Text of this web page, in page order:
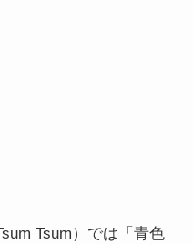
Tsum）では「青色